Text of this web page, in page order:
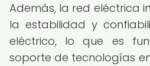
Además, la red eléctrica
la estabilidad y
eléctrico, lo que es
soporte de tecnologías